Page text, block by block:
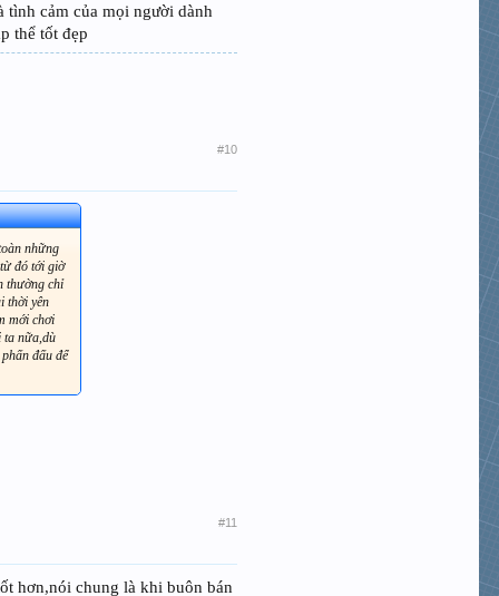
tình cảm của mọi người dành
thể tốt đẹp
#10
những
đó tới giờ
thường chỉ
thời yên
mới chơi
ta nữa,dù
đấu để
#11
hơn,nói chung là khi buôn bán